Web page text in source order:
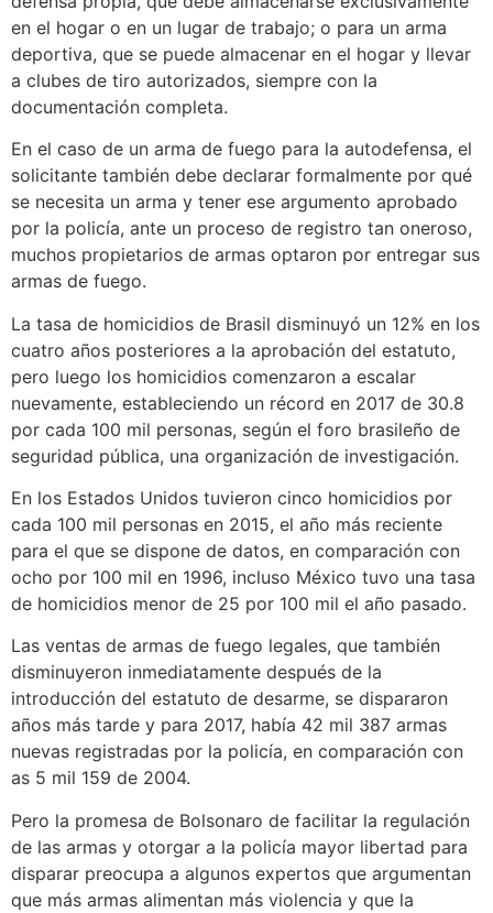
en el hogar o en un lugar de trabajo; o para un arma
deportiva, que se puede almacenar en el hogar y llevar
a clubes de tiro autorizados, siempre con la
documentación completa.
En el caso de un arma de fuego para la autodefensa, el
solicitante también debe declarar formalmente por qué
se necesita un arma y tener ese argumento aprobado
por la policía, ante un proceso de registro tan oneroso,
muchos propietarios de armas optaron por entregar sus
armas de fuego.
La tasa de homicidios de Brasil disminuyó un 12% en los
cuatro años posteriores a la aprobación del estatuto,
pero luego los homicidios comenzaron a escalar
nuevamente, estableciendo un récord en 2017 de 30.8
por cada 100 mil personas, según el foro brasileño de
seguridad pública, una organización de investigación.
En los Estados Unidos tuvieron cinco homicidios por
cada 100 mil personas en 2015, el año más reciente
para el que se dispone de datos, en comparación con
ocho por 100 mil en 1996, incluso México tuvo una tasa
de homicidios menor de 25 por 100 mil el año pasado.
Las ventas de armas de fuego legales, que también
disminuyeron inmediatamente después de la
introducción del estatuto de desarme, se dispararon
años más tarde y para 2017, había 42 mil 387 armas
nuevas registradas por la policía, en comparación con
as 5 mil 159 de 2004.
Pero la promesa de Bolsonaro de facilitar la regulación
de las armas y otorgar a la policía mayor libertad para
disparar preocupa a algunos expertos que argumentan
que más armas alimentan más violencia y que la